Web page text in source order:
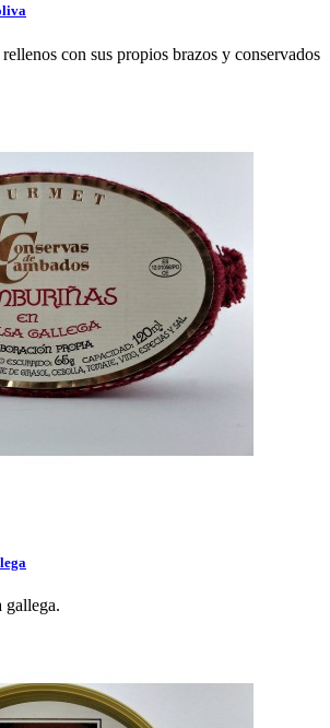
con sus propios brazos y conservados
gallega.